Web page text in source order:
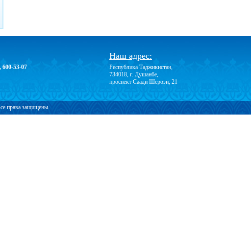
600-53-07
Наш адрес:
Республика Таджикистан,
734018, г. Душанбе,
проспект Саади Шерози, 21
права защищены.